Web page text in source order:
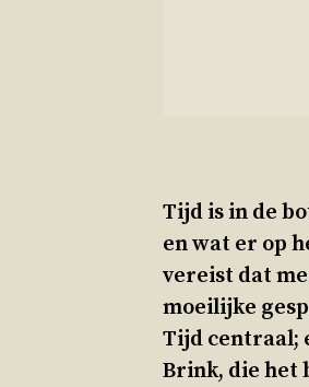
Tijd is in de
en wat er op
vereist dat
moeilijke
Tijd centraal;
Brink, die het